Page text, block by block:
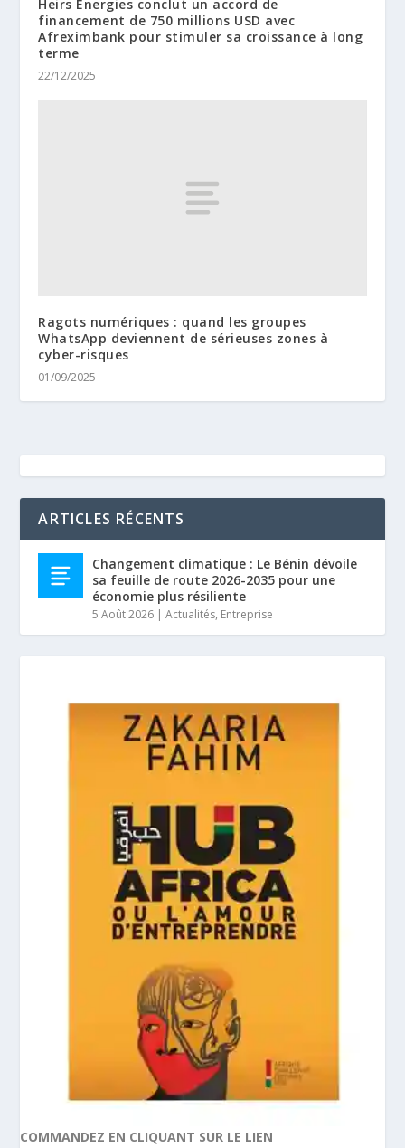
Heirs Energies conclut un accord de
financement de 750 millions USD avec
Afreximbank pour stimuler sa croissance à long
terme
22/12/2025
Ragots numériques : quand les groupes
WhatsApp deviennent de sérieuses zones à
cyber-risques
01/09/2025
ARTICLES RÉCENTS
Changement climatique : Le Bénin dévoile
sa feuille de route 2026-2035 pour une
économie plus résiliente
5 Août 2026 |Actualités, Entreprise
COMMANDEZ EN CLIQUANT SUR LE LIEN